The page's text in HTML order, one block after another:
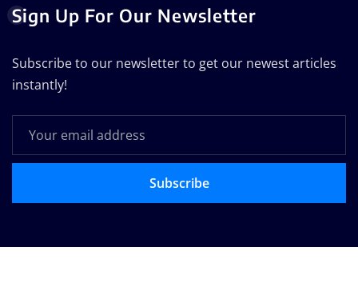
Sign Up For Our Newsletter
Subscribe to our newsletter to get our newest articles
instantly!
Subscribe